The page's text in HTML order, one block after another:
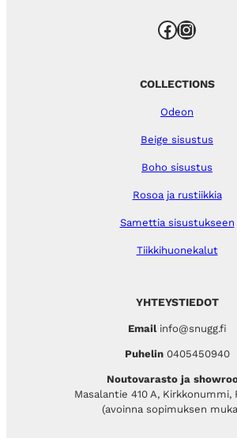
Facebook Instagram
YHTEYSTIEDOT
Emailinfo@snugg.fi
Puhelin 0405450940
Noutovarasto ja
Masalantie 410 A, Kirkkonummi,
(avoinna sopimuksen
COLLECTIONS
Odeon
Beige sisustus
Boho sisustus
Rosoa ja rustiikkia
Samettia sisustukseen
Tiikkihuonekalut